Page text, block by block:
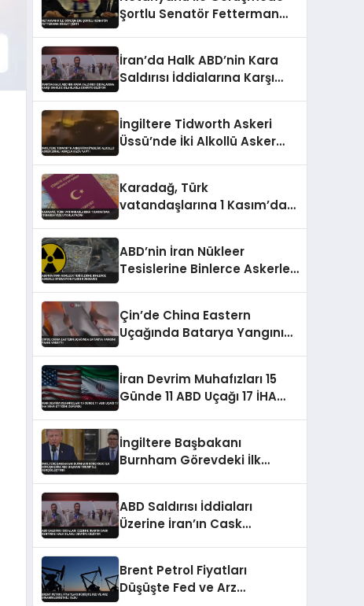
Şortlu Senatör Fetterman
İran’da Halk ABD’nin Kara
Saldırısı İddialarına Karşı
İngiltere Tidworth Askeri
Üssü’nde İki Alkollü Asker
Karadağ, Türk
vatandaşlarına 1 Kasım’dan
ABD’nin İran Nükleer
Tesislerine Binlerce Askerle
Çin’de China Eastern
Uçağında Batarya Yangını
İran Devrim Muhafızları 15
Günde 11 ABD Uçağı 17 İHA
İngiltere Başbakanı
Burnham Görevdeki İlk
ABD Saldırısı İddiaları
Üzerine İran’ın Cask
Brent Petrol Fiyatları
Düşüşte Fed ve Arz